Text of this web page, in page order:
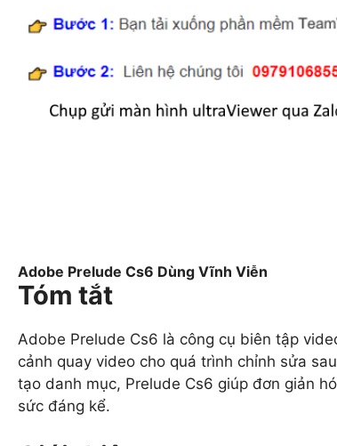
Adobe Prelude Cs6 Dùng Vĩnh Viễn
Tóm tắt
Adobe Prelude Cs6 là công cụ biên tập
cảnh quay video cho quá trình chỉnh sửa
tạo danh mục, Prelude Cs6 giúp đơn giản
sức đáng kể.